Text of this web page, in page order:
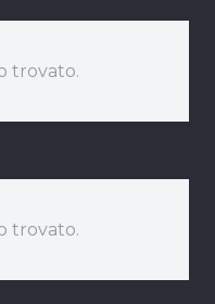
trovato.
trovato.